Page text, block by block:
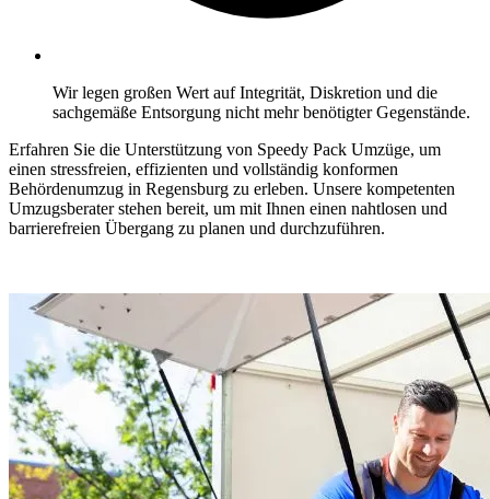
Wir legen großen Wert auf Integrität, Diskretion und die
sachgemäße Entsorgung nicht mehr benötigter Gegenstände.
Erfahren Sie die Unterstützung von Speedy Pack Umzüge, um
einen stressfreien, effizienten und vollständig konformen
Behördenumzug in Regensburg zu erleben. Unsere kompetenten
Umzugsberater stehen bereit, um mit Ihnen einen nahtlosen und
barrierefreien Übergang zu planen und durchzuführen.